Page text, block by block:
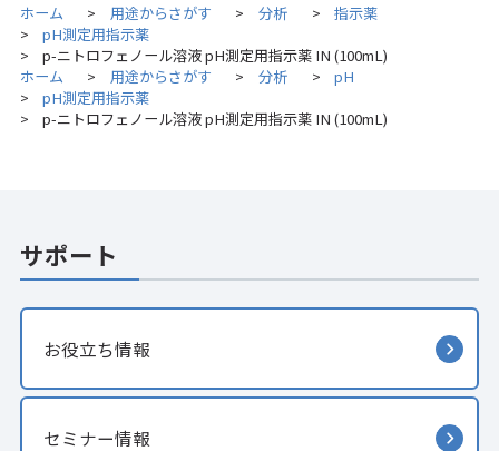
ホーム > 用途からさがす > 分析 > 指示薬
> pH測定用指示薬
>
p-ニトロフェノール溶液 pH測定用指示薬 IN (100mL)
ホーム
> 用途からさがす > 分析 > pH
> pH測定用指示薬
> p-ニトロフェノール溶液 pH測定用指示薬 IN (100mL)
サポート
お役立ち情報
セミナー情報